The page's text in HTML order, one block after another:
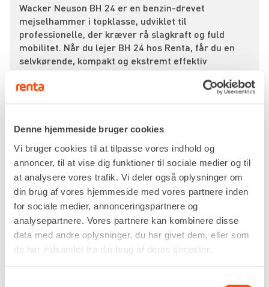
Denne hjemmeside bruger cookies
Vi bruger cookies til at tilpasse vores indhold og
annoncer, til at vise dig funktioner til sociale medier og til
at analysere vores trafik. Vi deler også oplysninger om
din brug af vores hjemmeside med vores partnere inden
for sociale medier, annonceringspartnere og
analysepartnere. Vores partnere kan kombinere disse
data med andre oplysninger, du har givet dem, eller som
de har indsamlet fra din brug af deres tjenester.
Wacker Neuson BH 24 er en benzin-drevet
mejselhammer i topklasse, udviklet til
professionelle, der kræver rå slagkraft og fuld
mobilitet. Når du lejer BH 24 hos Renta, får du en
selvkørende, kompakt og ekstremt effektiv
nedbrydningshammer, der kan bruges overalt – helt
uden behov for strøm eller kompressor.
1,7 kW (2,3 hk) leverer BH 24 imponerende kraft,
som gør den velegnet til tungt nedbrydningsarbejde
i beton, asfalt og hårde underlag. Den er
konstrueret til daglig, professionel brug i anlægs-
og vejsektoren, og er et oplagt valg til rørlægning,
fundamentarbejde, vejreparationer og renovering.
Maskinen arbejder med en slagfrekvens på 1.250
slag/min, hvilket giver en optimal kombination af
kraft og effektivitet. Den HEX28 værktøjsholder
sikrer maksimal kraftoverførsel til mejslen og gør